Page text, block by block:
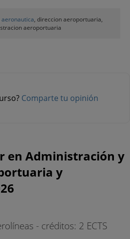
aeronautica, direccion aeroportuaria,
aeroportuaria
Comparte tu opinión
en Administración y
y
- créditos: 2 ECTS